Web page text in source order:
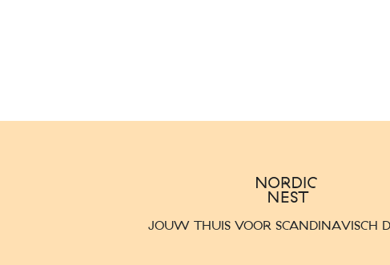
JOUW THUIS VOOR SCANDINAVISCH